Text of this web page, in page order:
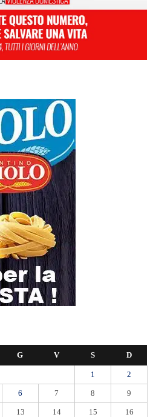
G V S D
1 2
6 7 8 9
13 14 15 16